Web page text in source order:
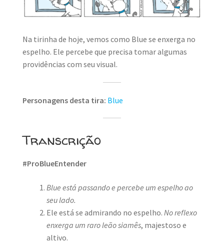
MINHA CONTA
CARRINHO
Search
Na tirinha de hoje, vemos como Blue se enxerga no
espelho. Ele percebe que precisa tomar algumas
providências com seu visual.
Personagens desta tira: Blue
Transcrição
#ProBlueEntender
Blue está passando e percebe um espelho ao
seu lado.
Ele está se admirando no espelho. No reflexo
enxerga um raro leão siamês, majestoso e
altivo.